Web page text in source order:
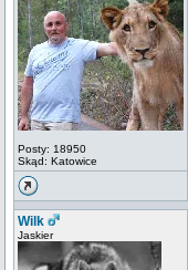
Posty: 18950
Skąd: Katowice
Wilk
Jaskier